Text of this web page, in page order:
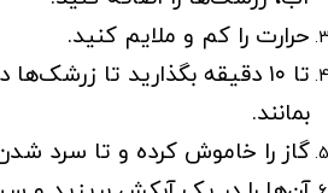
حرارت را کم و ملایم کنید.
تا ۱۰ دقیقه بگذارید تا
بمانند.
گاز را خاموش کرده و تا سرد